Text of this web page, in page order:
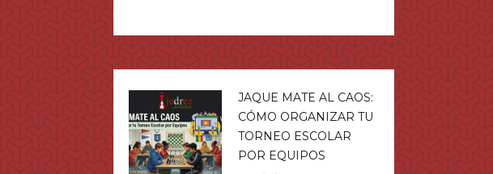
JAQUE MATE AL CAOS:
CÓMO ORGANIZAR TU
TORNEO ESCOLAR
POR EQUIPOS